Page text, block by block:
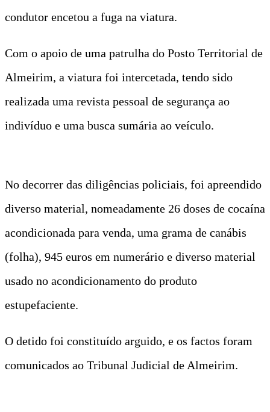
condutor encetou a fuga na viatura.
Com o apoio de uma patrulha do Posto Territorial de
Almeirim, a viatura foi intercetada, tendo sido
realizada uma revista pessoal de segurança ao
indivíduo e uma busca sumária ao veículo.
No decorrer das diligências policiais, foi apreendido
diverso material, nomeadamente 26 doses de cocaína
acondicionada para venda, uma grama de canábis
(folha), 945 euros em numerário e diverso material
usado no acondicionamento do produto
estupefaciente.
O detido foi constituído arguido, e os factos foram
comunicados ao Tribunal Judicial de Almeirim.